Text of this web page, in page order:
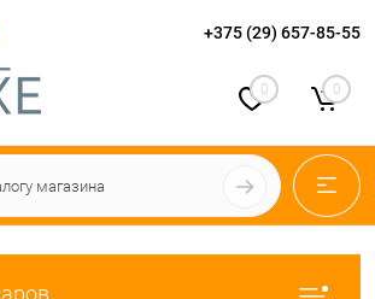
+375 (29) 657-85-55
0 0